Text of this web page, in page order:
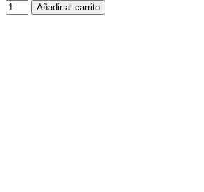
Añadir al carrito